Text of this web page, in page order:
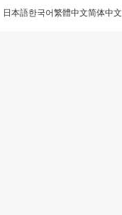
日本語한국어繁體中文简体中文